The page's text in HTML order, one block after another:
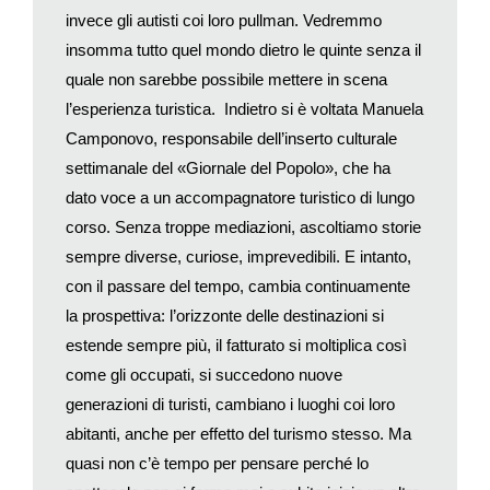
così come sono costruite le nostre carte, la tentazione di
lasciarla fuori è sempre presente, per la sua natura così
eccentrica(in ogni senso).
I neozelandesi ci scherzano, ma nel fondo hanno da sempre
un complesso d’isolamento. Se gli australiani sostengono di
vivere «da qualche parte laggiù in basso» (down under
considerate che da Sydney ci vogliono ancora più di tre ore di
(Wellington è invece la capitale più meridionale del mondo).
Non a caso la Nuova Zelanda fu popolata tardivamente dai
Maori e riscoperta solo verso la metà del Seicento dagli
olandesi di Abel Tasman. E sulle mappe del mondo ci finì
solamente nella seconda metà del Settecento, quando le sue
coste furono rilevate dal grande esploratore inglese James
Cook durante il suo primo, celebre viaggio (1768-71).
Negli ultimi anni la Nuova Zelanda ha saputo catturare
accogliere ospiti: con quasi cinque milioni di abitanti, è uno dei
invece gli autisti coi loro pullman. Vedremmo
insomma tutto quel mondo dietro le quinte senza il
quale non sarebbe possibile mettere in scena
l’esperienza turistica. Indietro si è voltata Manuela
Camponovo, responsabile dell’inserto culturale
settimanale del «Giornale del Popolo», che ha
dato voce a un accompagnatore turistico di lungo
corso. Senza troppe mediazioni, ascoltiamo storie
sempre diverse, curiose, imprevedibili. E intanto,
con il passare del tempo, cambia continuamente
la prospettiva: l’orizzonte delle destinazioni si
estende sempre più, il fatturato si moltiplica così
come gli occupati, si succedono nuove
generazioni di turisti, cambiano i luoghi coi loro
abitanti, anche per effetto del turismo stesso. Ma
quasi non c’è tempo per pensare perché lo